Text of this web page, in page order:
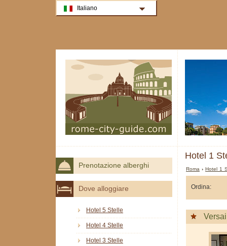
Hotel 1
Roma ›Hotel 1
Ordina:
Prenotazione alberghi
Dove alloggiare
Hotel 5 Stelle
Hotel 4 Stelle
Hotel 3 Stelle
Italiano